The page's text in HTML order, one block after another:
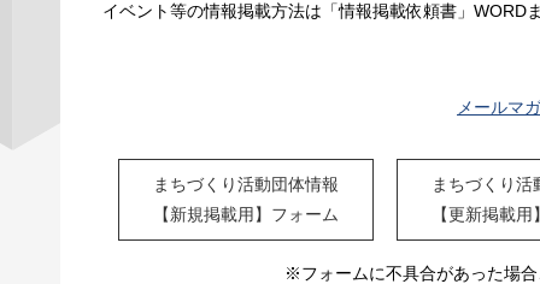
イベント等の情報掲載方法は「情報掲載依頼書」WORD
メールマ
まちづくり活動団体情報
【新規掲載用】フォーム
まちづくり活
【更新掲載
※フォームに不具合があった場